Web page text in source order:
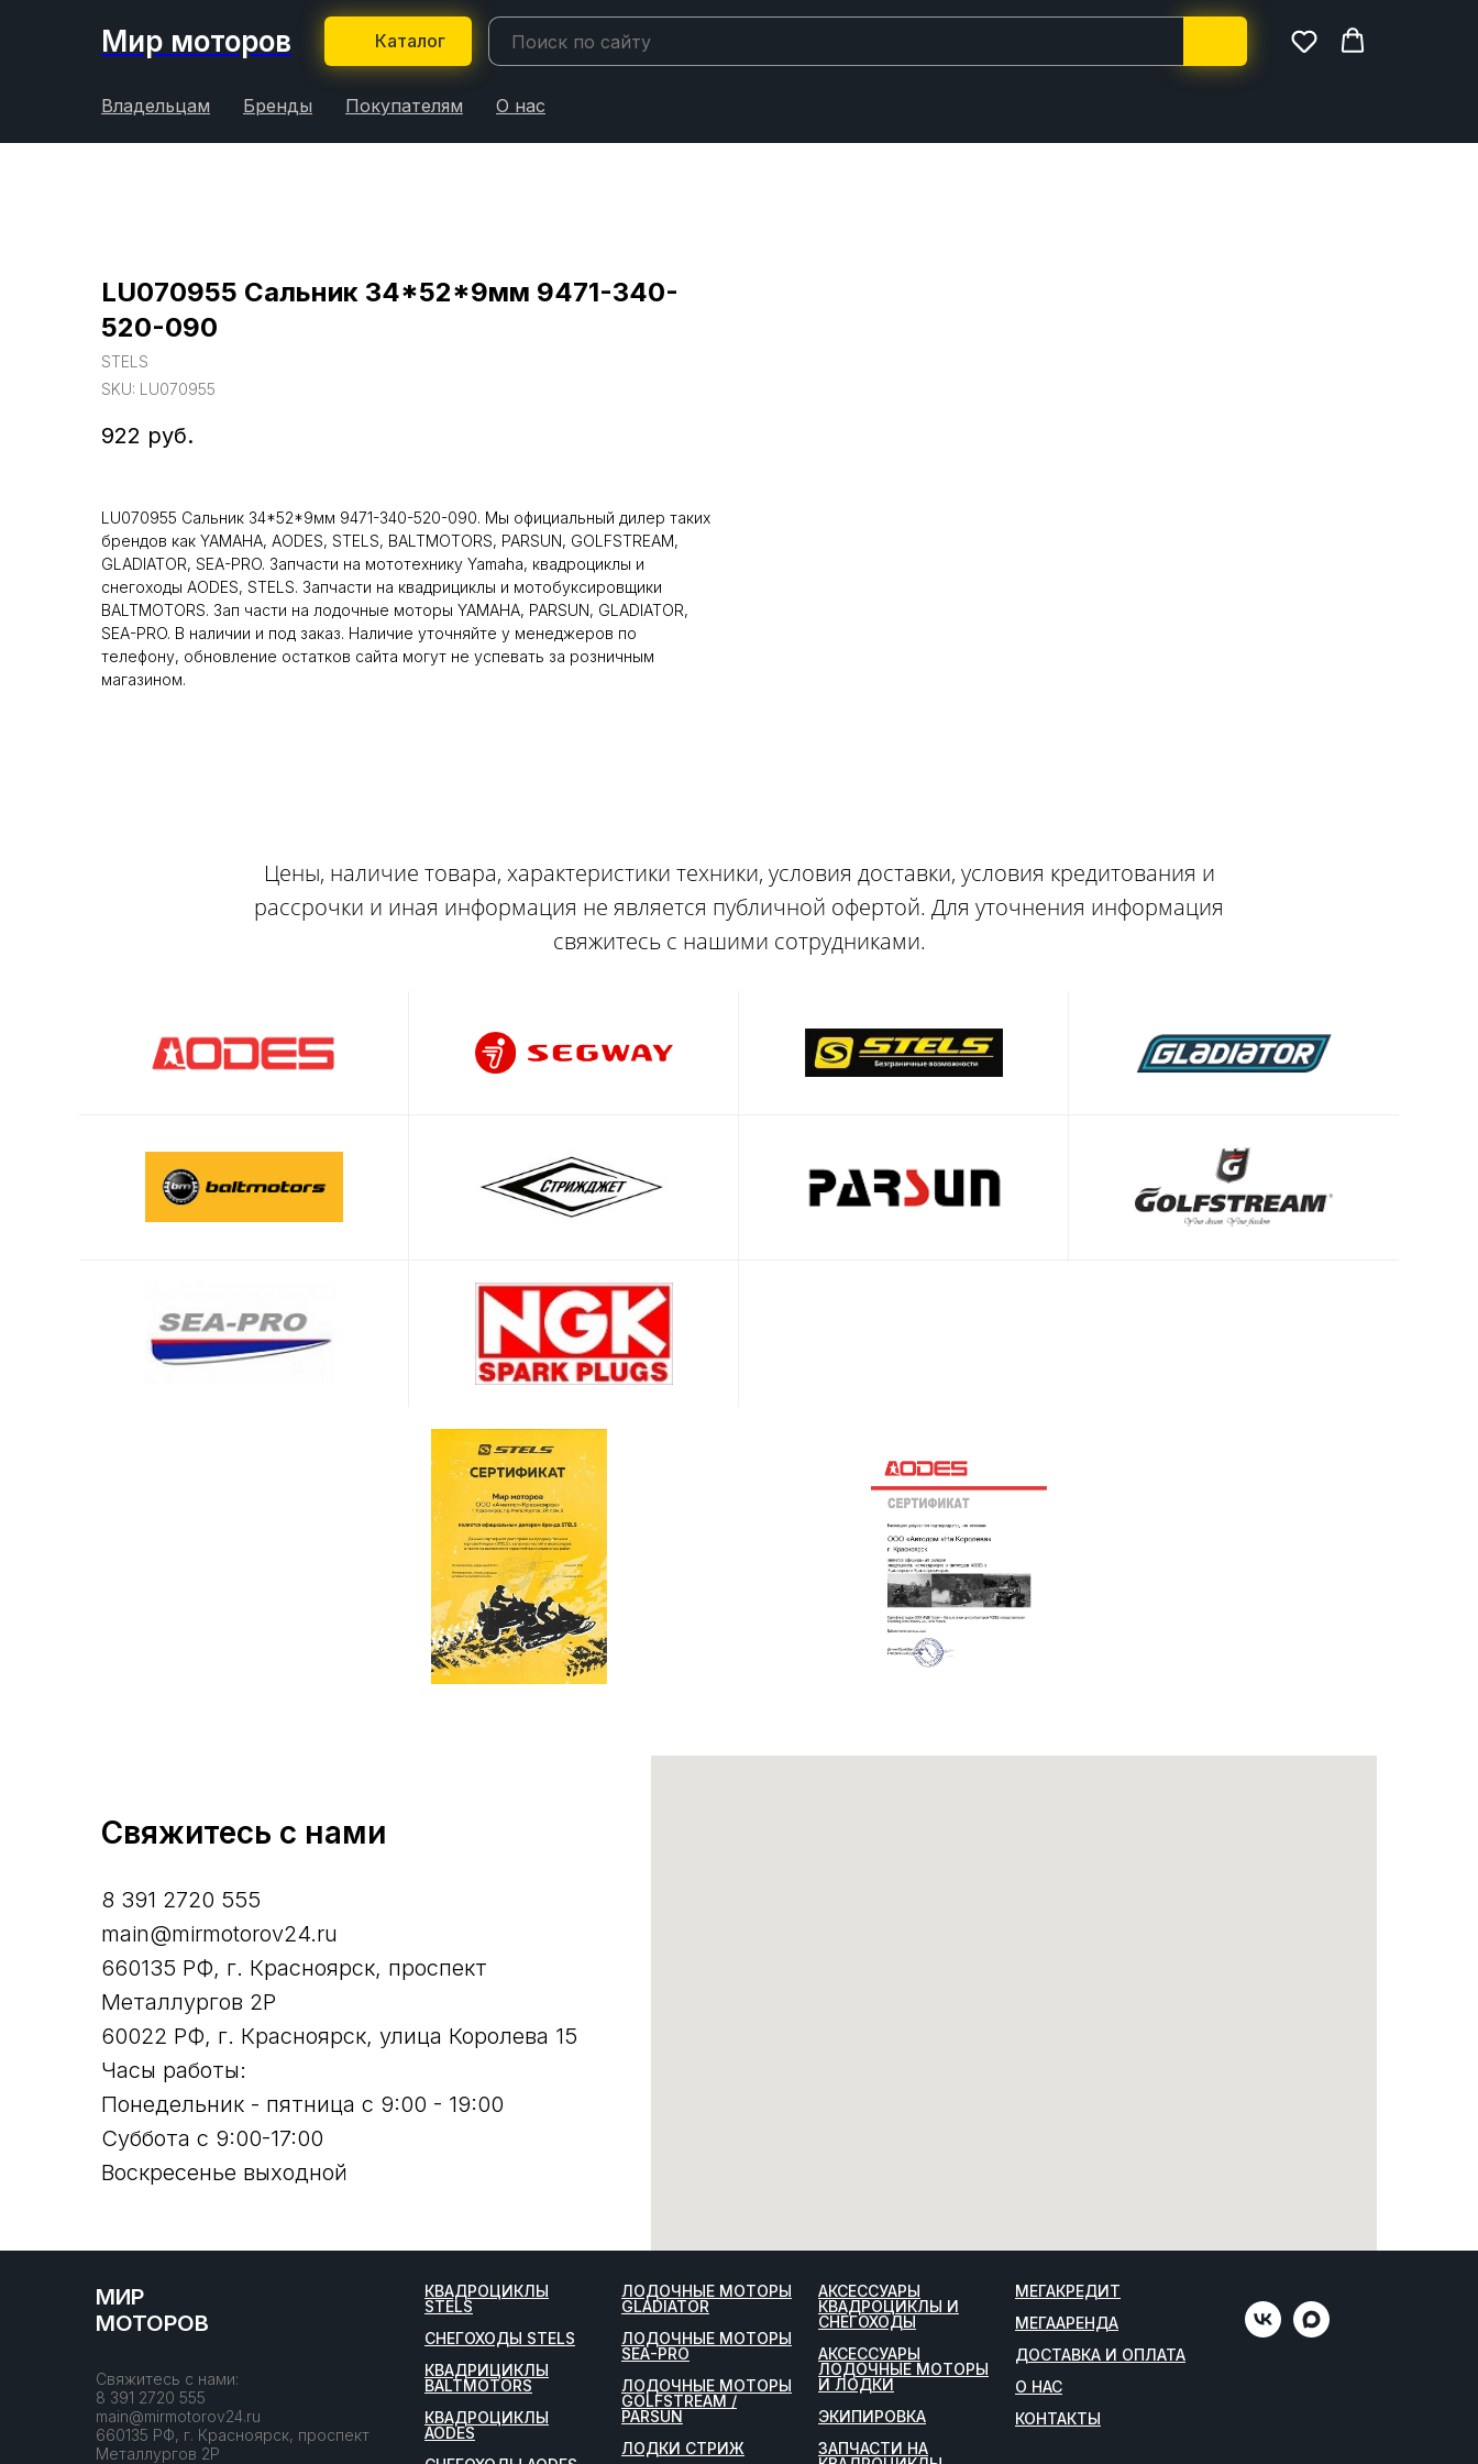
Мир моторов Каталог
Владельцам Бренды Покупателям О нас
LU070955 Сальник 34*52*9мм 9471-340-
520-090
STELS
SKU: LU070955
922 руб.
LU070955 Сальник 34*52*9мм 9471-340-520-090. Мы официальный дилер таких
брендов как YAMAHA, AODES, STELS, BALTMOTORS, PARSUN, GOLFSTREAM,
GLADIATOR, SEA-PRO. Запчасти на мототехнику Yamaha, квадроциклы и
снегоходы AODES, STELS. Запчасти на квадрициклы и мотобуксировщики
BALTMOTORS. Зап части на лодочные моторы YAMAHA, PARSUN, GLADIATOR,
SEA-PRO. В наличии и под заказ. Наличие уточняйте у менеджеров по
телефону, обновление остатков сайта могут не успевать за розничным
магазином.
Цены, наличие товара, характеристики техники, условия доставки, условия кредитования и
рассрочки и иная информация не является публичной офертой. Для уточнения информация
свяжитесь с нашими сотрудниками.
Свяжитесь с нами
8 391 2720 555
main@mirmotorov24.ru
660135 РФ, г. Красноярск, проспект
Металлургов 2Р
60022 РФ, г. Красноярск, улица Королева 15
Часы работы:
Понедельник - пятница с 9:00 - 19:00
Суббота с 9:00-17:00
Воскресенье выходной
МИР
МОТОРОВ
Свяжитесь с нами:
8 391 2720 555
main@mirmotorov24.ru
660135 РФ, г. Красноярск, проспект
Металлургов 2Р
КВАДРОЦИКЛЫ
STELS
СНЕГОХОДЫ STELS
КВАДРИЦИКЛЫ
BALTMOTORS
КВАДРОЦИКЛЫ
AODES
ЛОДОЧНЫЕ МОТОРЫ
GLADIATOR
ЛОДОЧНЫЕ МОТОРЫ
SEA-PRO
ЛОДОЧНЫЕ МОТОРЫ
GOLFSTREAM /
PARSUN
ЛОДКИ СТРИЖ
АКСЕССУАРЫ
КВАДРОЦИКЛЫ И
СНЕГОХОДЫ
АКСЕССУАРЫ
ЛОДОЧНЫЕ МОТОРЫ
И ЛОДКИ
ЭКИПИРОВКА
ЗАПЧАСТИ НА
МЕГАКРЕДИТ
МЕГААРЕНДА
ДОСТАВКА И ОПЛАТА
О НАС
КОНТАКТЫ